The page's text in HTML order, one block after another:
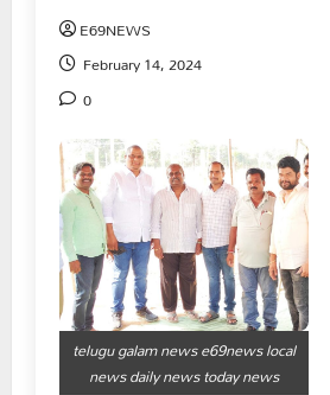
E69NEWS
February 14, 2024
0
telugu galam news e69news local
news daily news today news